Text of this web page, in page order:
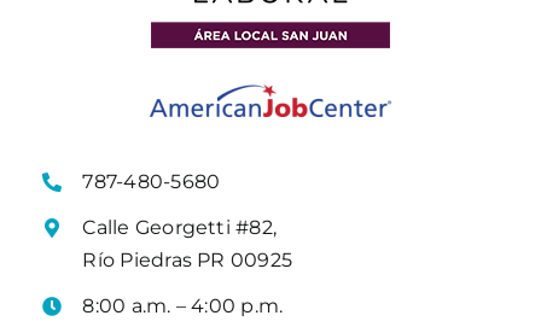
787-480-5680
Calle Georgetti #82,
Río Piedras PR 00925
8:00 a.m. – 4:00 p.m.